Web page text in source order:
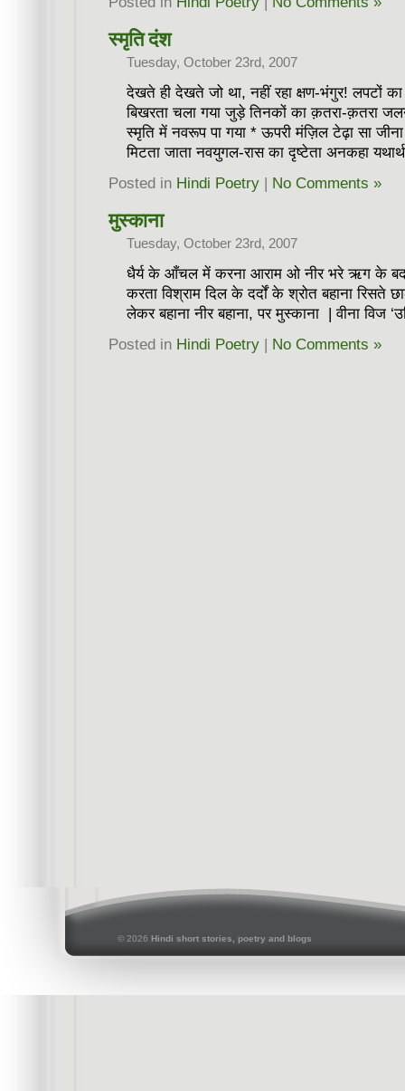
स्मृति दंश
Tuesday, October 23rd, 2007
देखते ही देखते जो था, नहीं रहा क्षण-भंगुर! लपटों
बिखरता चला गया जुड़े तिनकों का क़तरा-क़तरा जलने
स्मृति में नवरूप पा गया * ऊपरी मंज़िल टेढ़ा सा जीना
मिटता जाता नवयुगल-रास का दृष्टेता अनकहा
Posted in Hindi Poetry | No Comments »
मुस्काना
Tuesday, October 23rd, 2007
धैर्य के आँचल में करना आराम ओ नीर भरे ऋग के
करता विश्राम दिल के दर्दों के श्रोत बहाना रिसते
लेकर बहाना नीर बहाना, पर मुस्काना | वीना विज
Posted in Hindi Poetry | No Comments »
© 2026 Hindi short stories, poetry and blogs